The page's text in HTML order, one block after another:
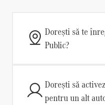
Dorești să te
Public?
Dorești să
pentru un alt